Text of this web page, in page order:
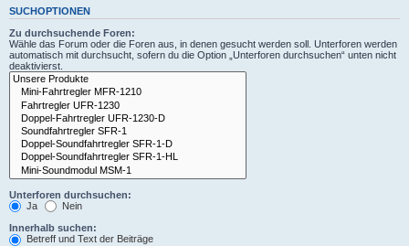
SUCHOPTIONEN
Zu durchsuchende Foren:
Wähle das Forum oder die Foren aus, in denen gesucht werden soll. Unterforen werden
automatisch mit durchsucht, sofern du die Option „Unterforen durchsuchen“ unten nicht
deaktivierst.
Unterforen durchsuchen:
Ja
Nein
Innerhalb suchen:
Betreff und Text der Beiträge